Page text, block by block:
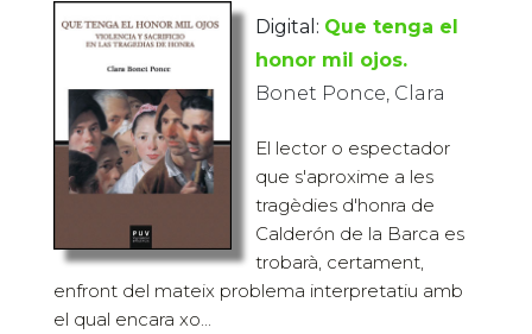
Digital: Que tenga el
honor mil ojos.
Bonet Ponce, Clara
El lector o espectador
que s'aproxime a les
tragèdies d'honra de
Calderón de la Barca es
trobarà, certament,
enfront del mateix problema interpretatiu amb
el qual encara xo...